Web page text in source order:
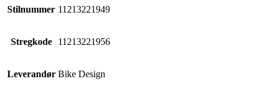
Stilnummer 11213221949
Stregkode 11213221956
Leverandør Bike Design